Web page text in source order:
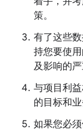
策。
有了这些
持您要使
及影响的严
与项目利
的目标和业
如果您必